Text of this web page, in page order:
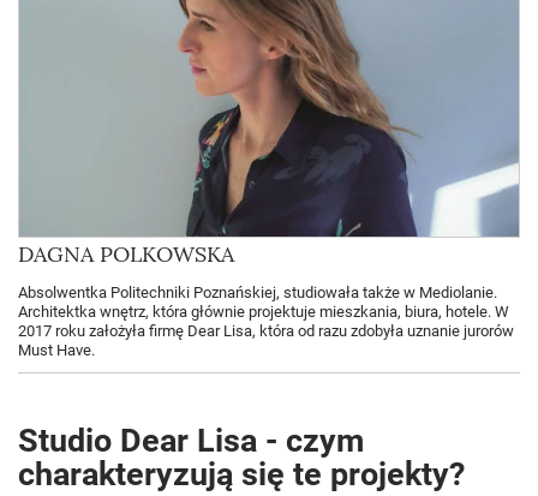
DAGNA POLKOWSKA
Absolwentka Politechniki Poznańskiej, studiowała także w Mediolanie.
Architektka wnętrz, która głównie projektuje mieszkania, biura, hotele. W
2017 roku założyła firmę Dear Lisa, która od razu zdobyła uznanie jurorów
Must Have.
Studio Dear Lisa - czym
charakteryzują się te projekty?